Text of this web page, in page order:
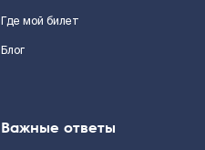
Где мой билет
Блог
Важные ответы